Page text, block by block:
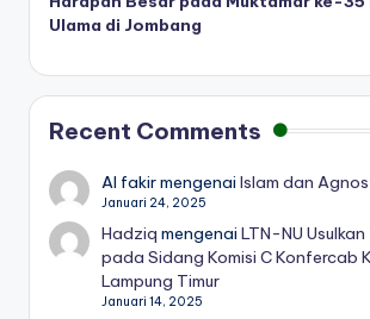
Ulama di Jombang
Recent Comments
Al fakirmengenaiIslam dan
Januari 24, 2025
Hadziq mengenaiLTN-NU
pada Sidang Komisi C Konfercab
Lampung Timur
Januari 14, 2025